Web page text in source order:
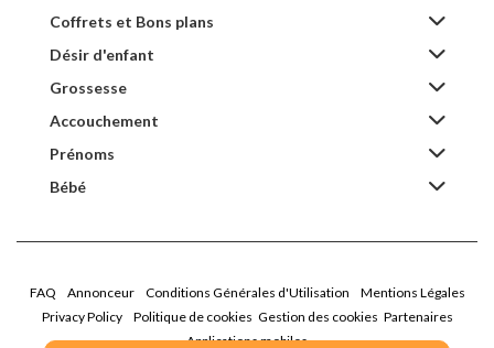
Coffrets et Bons plans
Désir d'enfant
Grossesse
Accouchement
Prénoms
Bébé
FAQ Annonceur Conditions Générales d'Utilisation
Mentions Légales
Privacy Policy
Politique de cookies Gestion des cookies Partenaires
Applications mobiles